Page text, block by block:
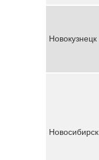
Новокузнецк
Новосибирск